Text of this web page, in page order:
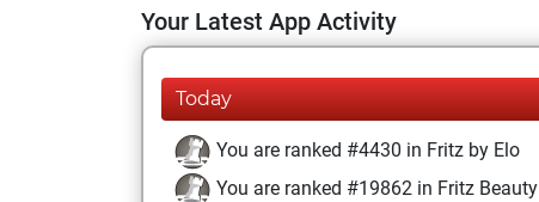
Your Latest App Activity
Today
You are ranked #4430 in Fritz by Elo
You are ranked #19862 in Fritz Beauty